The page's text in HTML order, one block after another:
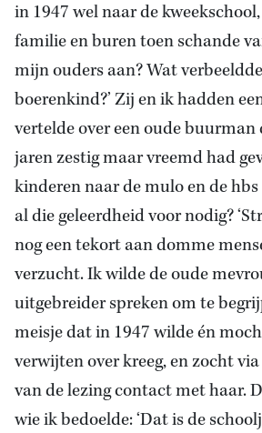
in 1947 wel naar de
familie en buren toen schande
mijn ouders aan? Wat
boerenkind?’ Zij en ik hadden
vertelde over een oude buurman
jaren zestig maar vreemd had
kinderen naar de mulo en de
al die geleerdheid voor nodig?
nog een tekort aan domme
verzucht. Ik wilde de oude
uitgebreider spreken om te
meisje dat in 1947 wilde én
verwijten over kreeg, en zocht
van de lezing contact met haar.
wie ik bedoelde: ‘Dat is de